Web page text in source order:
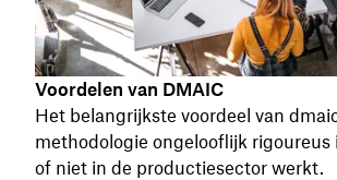
Voordelen van DMAIC
Het belangrijkste voordeel van
methodologie ongelooflijk rigoureus
of niet in de productiesector werkt.